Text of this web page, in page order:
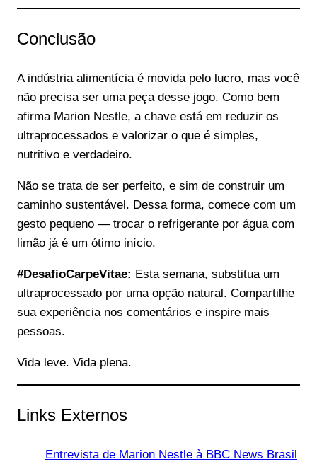
Conclusão
A indústria alimentícia é movida pelo lucro, mas você
não precisa ser uma peça desse jogo. Como bem
afirma Marion Nestle, a chave está em reduzir os
ultraprocessados e valorizar o que é simples,
nutritivo e verdadeiro.
Não se trata de ser perfeito, e sim de construir um
caminho sustentável. Dessa forma, comece com um
gesto pequeno — trocar o refrigerante por água com
limão já é um ótimo início.
#DesafioCarpeVitae: Esta semana, substitua um
ultraprocessado por uma opção natural. Compartilhe
sua experiência nos comentários e inspire mais
pessoas.
Vida leve. Vida plena.
Links Externos
Entrevista de Marion Nestle à BBC News Brasil